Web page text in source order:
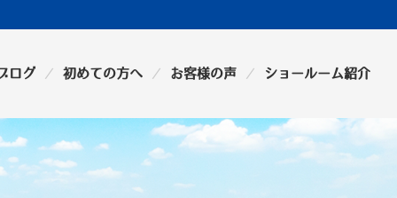
ログ 初めての方へ お客様の声 ショールーム紹介